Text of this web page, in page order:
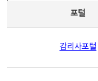
포털
감리사포털